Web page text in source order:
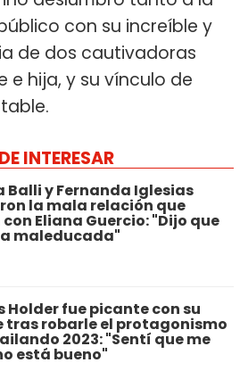
con su increíble y
de dos cautivadoras
e hija, y su vínculo de
INTERESAR
Balli y Fernanda Iglesias
la mala relación que
Eliana Guercio: "Dijo que
maleducada"
Holder fue picante con su
tras robarle el protagonismo
2023: "Sentí que me
está bueno"